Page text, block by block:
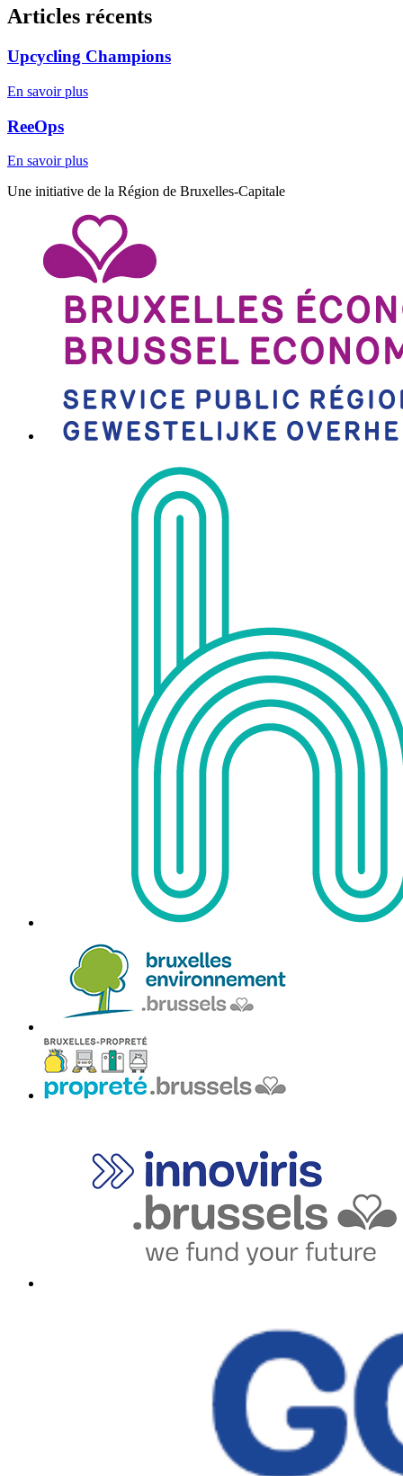
Articles récents
Upcycling Champions
En savoir plus
ReeOps
En savoir plus
Une initiative de la Région de Bruxelles-Capitale